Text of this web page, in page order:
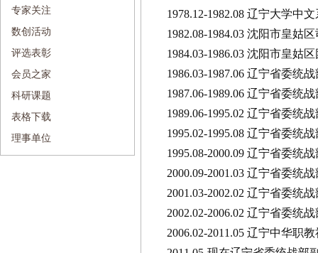
专家关注
数创活动
评选表彰
会员之家
科研课题
表格下载
理事单位
1978.12-1982.08 辽宁大学中
1982.08-1984.03 沈阳市皇姑
1984.03-1986.03 沈阳市皇姑
1986.03-1987.06 辽宁省委统
1987.06-1989.06 辽宁省委统
1989.06-1995.02 辽宁省委统
1995.02-1995.08 辽宁省委统
1995.08-2000.09 辽宁省委统
2000.09-2001.03 辽宁省委统
2001.03-2002.02 辽宁省委统
2002.02-2006.02 辽宁省委统
2006.02-2011.05 辽宁中华职